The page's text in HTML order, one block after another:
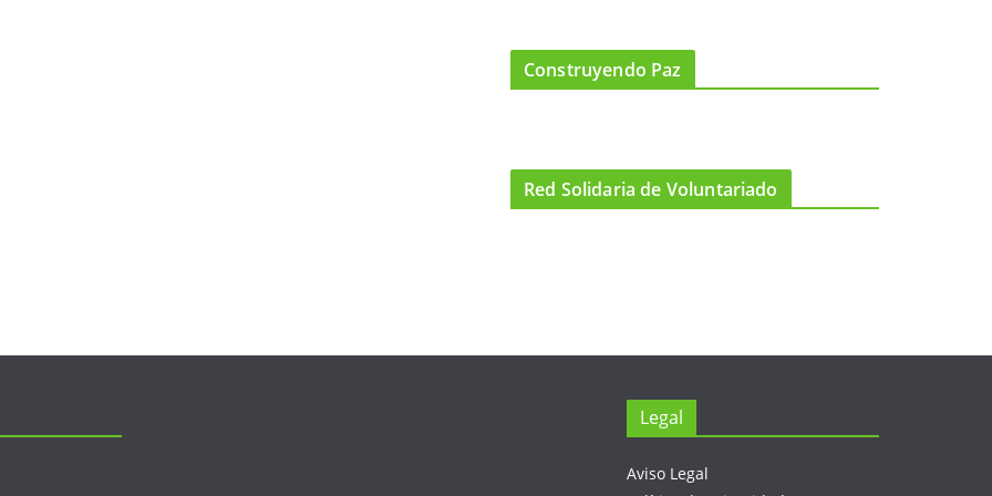
Construyendo Paz
Red Solidaria de Voluntariado
Legal
Aviso Legal